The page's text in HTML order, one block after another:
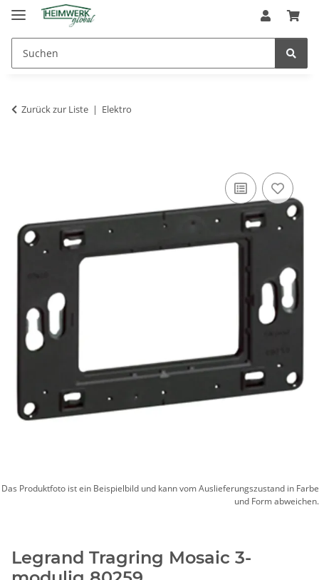
Zurück zur Liste Elektro
Das Produktfoto ist ein Beispielbild und kann vom Auslieferungszustand in Farbe
und Form abweichen.
Legrand Tragring Mosaic 3-